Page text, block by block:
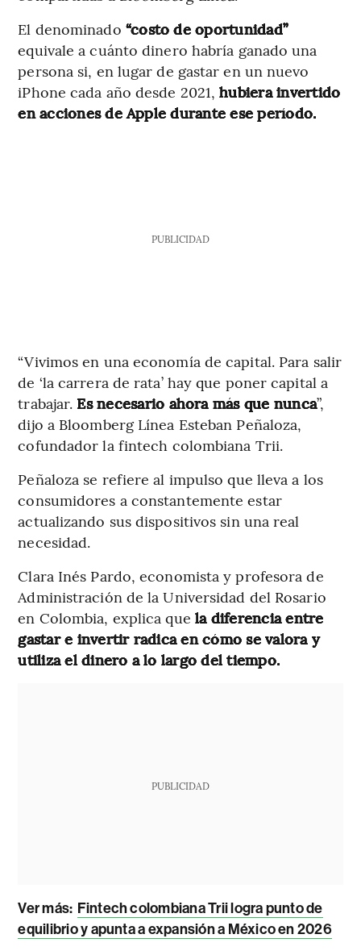
El denominado “costo de oportunidad”
equivale a cuánto dinero habría ganado una
persona si, en lugar de gastar en un nuevo
iPhone cada año desde 2021,hubiera invertido
en acciones de Apple durante ese período.
PUBLICIDAD
“Vivimos en una economía de capital. Para salir
de ‘la carrera de rata’ hay que poner capital a
trabajar. Es necesario ahora más que nunca”,
dijo a Bloomberg Línea Esteban Peñaloza,
cofundador la fintech colombiana Trii.
Peñaloza se refiere al impulso que lleva a los
consumidores a constantemente estar
actualizando sus dispositivos sin una real
necesidad.
Clara Inés Pardo, economista y profesora de
Administración de la Universidad del Rosario
en Colombia, explica que la diferencia entre
gastar e invertir radica en cómo se valora y
utiliza el dinero a lo largo del tiempo.
PUBLICIDAD
Ver más: Fintech colombiana Trii logra punto de
equilibrio y apunta a expansión a México en 2026